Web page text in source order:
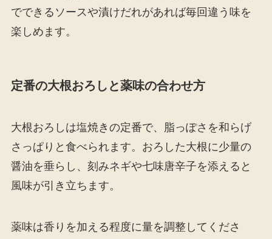
でできるソースや漬けだれがあれば毎回違う味を
楽しめます。
定番の大根おろしと薬味の合わせ方
大根おろしは塩焼きの定番で、脂っぽさを和らげ
さっぱりと食べられます。おろした大根に少量の
醤油を垂らし、刻みネギや七味唐辛子を添えると
風味が引き立ちます。
薬味は香りを加える程度に量を調整してくださ